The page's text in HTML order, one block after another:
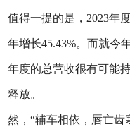
值得一提的是，2023年
年增长45.43%。而就今
年度的总营收很有可能
释放。
然，“辅车相依，唇亡